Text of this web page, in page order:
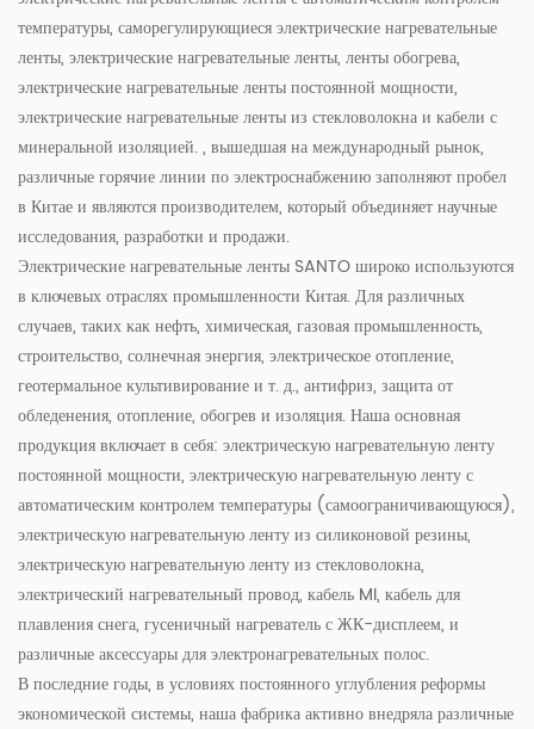
температуры, саморегулирующиеся электрические нагревательные
ленты, электрические нагревательные ленты, ленты обогрева,
электрические нагревательные ленты постоянной мощности,
электрические нагревательные ленты из стекловолокна и кабели с
минеральной изоляцией. , вышедшая на международный рынок,
различные горячие линии по электроснабжению заполняют пробел
в Китае и являются производителем, который объединяет научные
исследования, разработки и продажи.
Электрические нагревательные ленты SANTO широко используются
в ключевых отраслях промышленности Китая. Для различных
случаев, таких как нефть, химическая, газовая промышленность,
строительство, солнечная энергия, электрическое отопление,
геотермальное культивирование и т. д., антифриз, защита от
обледенения, отопление, обогрев и изоляция. Наша основная
продукция включает в себя: электрическую нагревательную ленту
постоянной мощности, электрическую нагревательную ленту с
автоматическим контролем температуры (самоограничивающуюся),
электрическую нагревательную ленту из силиконовой резины,
электрическую нагревательную ленту из стекловолокна,
электрический нагревательный провод, кабель MI, кабель для
плавления снега, гусеничный нагреватель с ЖК-дисплеем, и
различные аксессуары для электронагревательных полос.
В последние годы, в условиях постоянного углубления реформы
экономической системы, наша фабрика активно внедряла различные